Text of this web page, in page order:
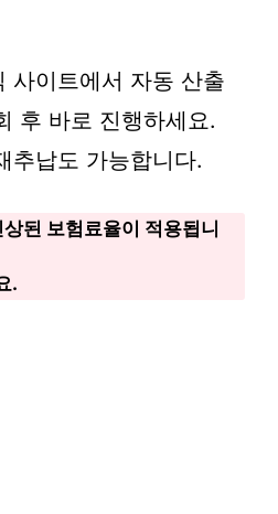
사이트에서 자동 산출
후 바로 진행하세요.
추납도 가능합니다.
된 보험료율이 적용됩니
.